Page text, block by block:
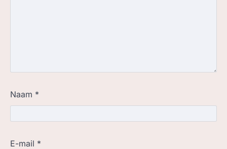
Naam *
E-mail *